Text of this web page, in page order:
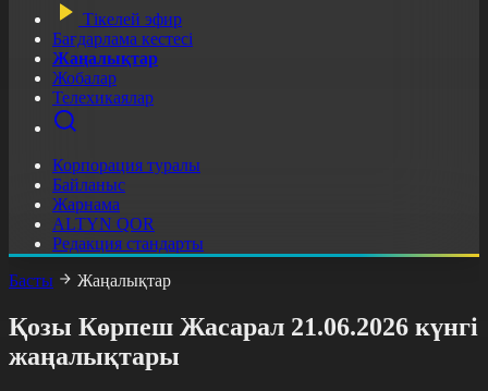
Тікелей эфир
Бағдарлама кестесі
Жаңалықтар
Жобалар
Телехикаялар
Корпорация туралы
Байланыс
Жарнама
ALTYN QOR
Редакция стандарты
Басты
Жаңалықтар
Қозы Көрпеш Жасарал 21.06.2026 күнгі
жаңалықтары